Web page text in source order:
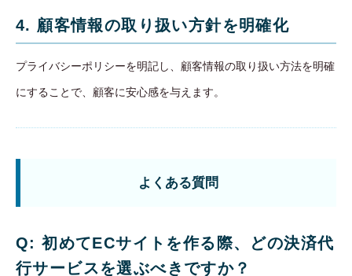
4. 顧客情報の取り扱い方針を明確化
プライバシーポリシーを明記し、顧客情報の取り扱い方法を明確
にすることで、顧客に安心感を与えます。
よくある質問
Q: 初めてECサイトを作る際、どの決済代
行サービスを選ぶべきですか？